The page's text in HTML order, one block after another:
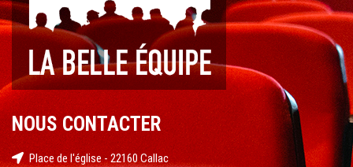
NOUS CONTACTER
Place de l'église - 22160 Callac